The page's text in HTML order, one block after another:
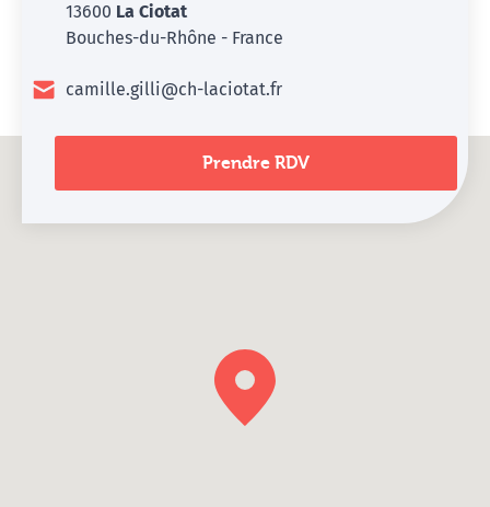
13600 La Ciotat
Bouches-du-Rhône - France
camille.gilli@ch-laciotat.fr
Prendre RDV